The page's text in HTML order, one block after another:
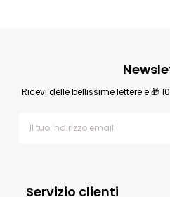
Servizio clienti
Ricevi delle bellissime lettere e 🎁